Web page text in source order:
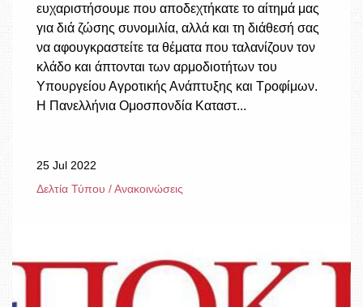
ευχαριστήσουμε που αποδεχτήκατε το αίτημά μας
για διά ζώσης συνομιλία, αλλά και τη διάθεσή σας
να αφουγκραστείτε τα θέματα που ταλανίζουν τον
κλάδο και άπτονται των αρμοδιοτήτων του
Υπουργείου Αγροτικής Ανάπτυξης και Τροφίμων.
Η Πανελλήνια Ομοσπονδία Καταστ...
25 Jul 2022
Δελτία Τύπου / Ανακοινώσεις